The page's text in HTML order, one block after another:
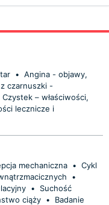
• Angina - objawy,
czarnuszki -
Czystek – właściwości,
lecznicze i
mechaniczna • Cykl
•
•
Suchość
ciąży •
Badanie